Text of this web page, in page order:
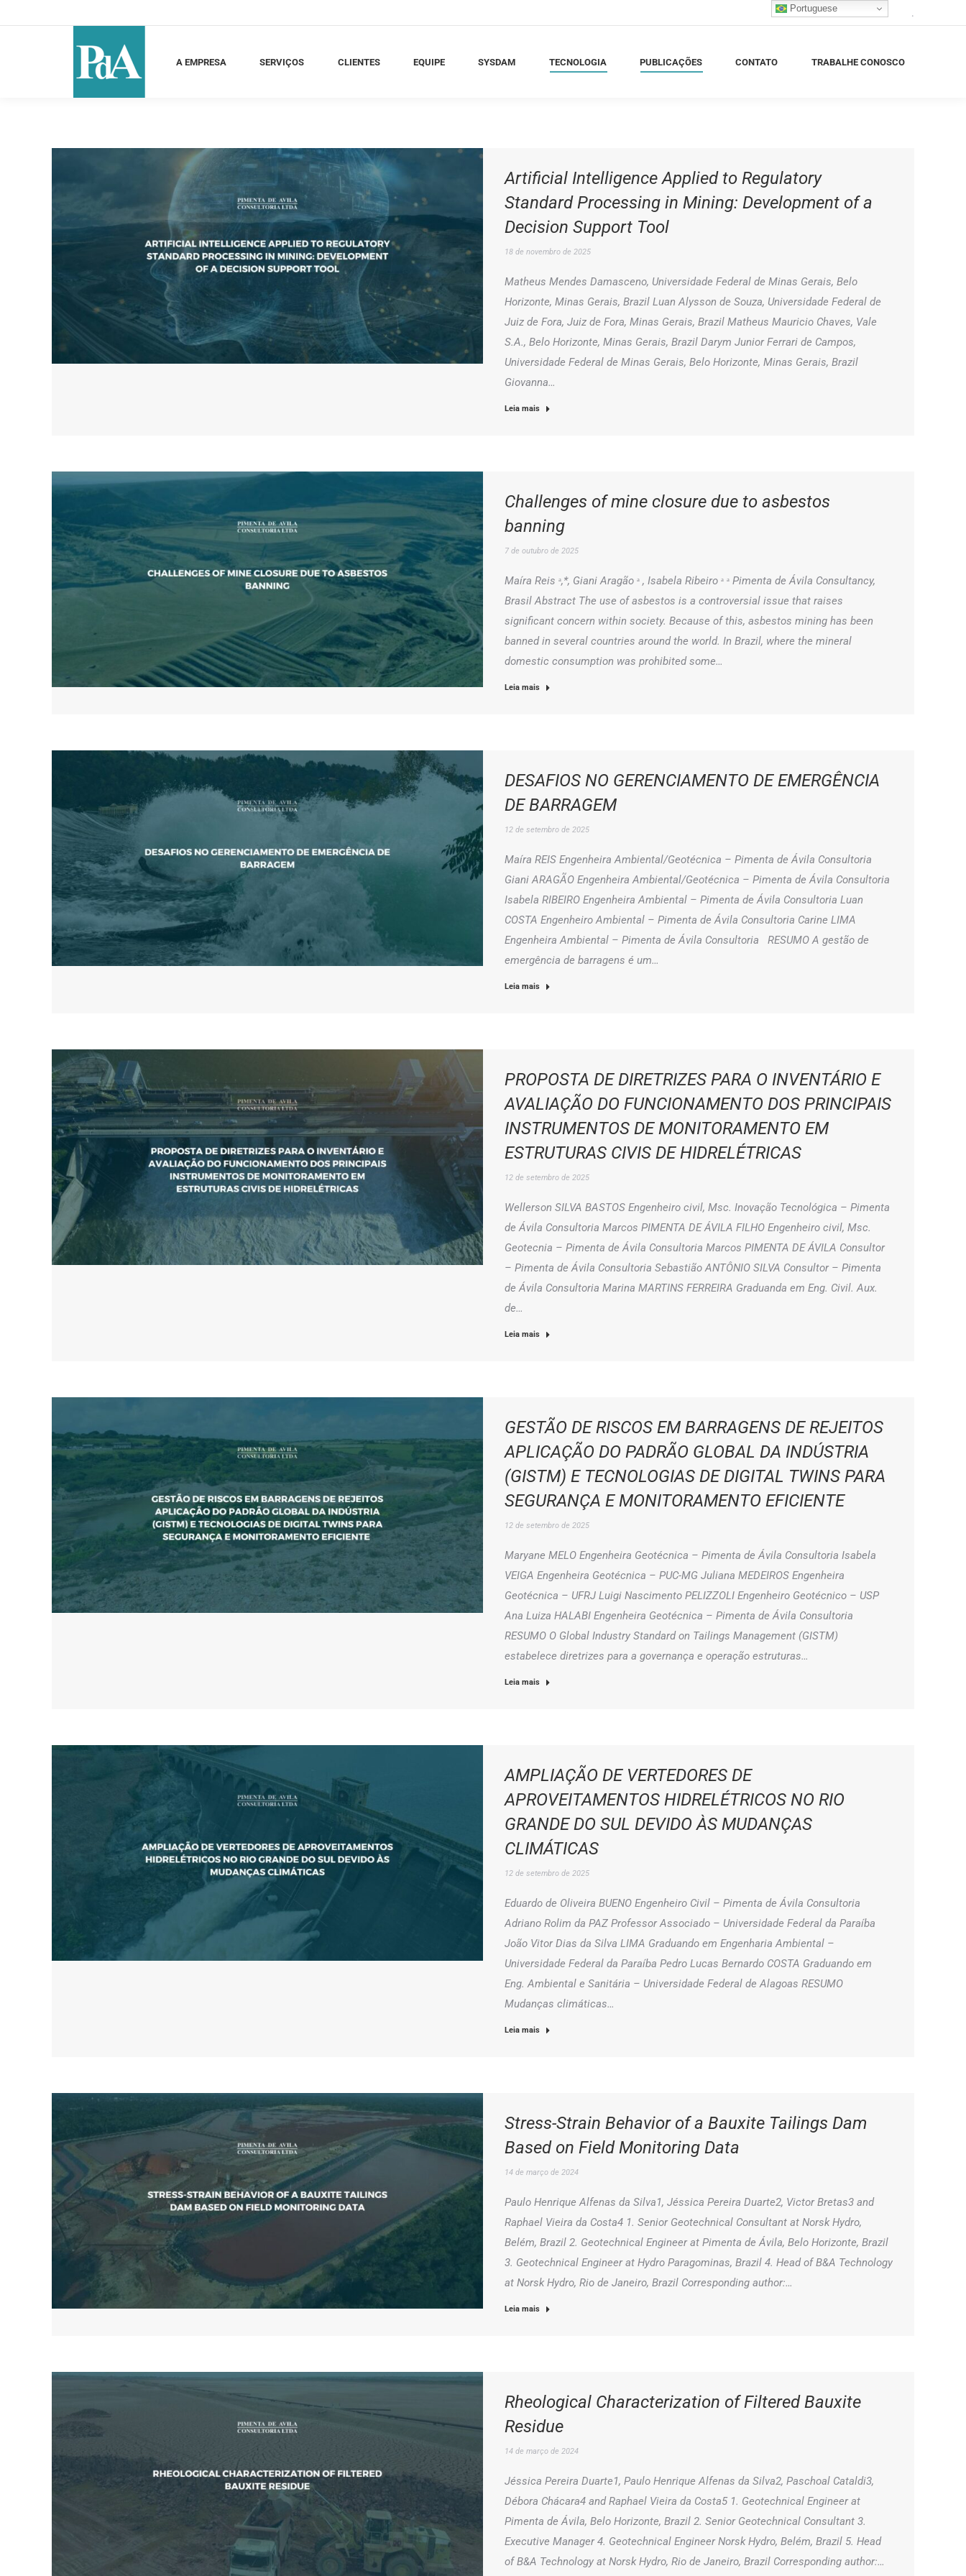
.
A EMPRESA SERVIÇOS CLIENTES EQUIPE SYSDAM TECNOLOGIA PUBLICAÇÕES CONTATO TRABALHE CONOSCO
Artificial Intelligence Applied to Regulatory
Standard Processing in Mining: Development of a
Decision Support Tool
18 de novembro de 2025
Matheus Mendes Damasceno, Universidade Federal de Minas Gerais, Belo
Horizonte, Minas Gerais, Brazil Luan Alysson de Souza, Universidade Federal de
Juiz de Fora, Juiz de Fora, Minas Gerais, Brazil Matheus Mauricio Chaves, Vale
S.A., Belo Horizonte, Minas Gerais, Brazil Darym Junior Ferrari de Campos,
Universidade Federal de Minas Gerais, Belo Horizonte, Minas Gerais, Brazil
Giovanna…
Leia mais
Challenges of mine closure due to asbestos
banning
7 de outubro de 2025
Maíra Reis ᵃ,*, Giani Aragão ᵃ , Isabela Ribeiro ᵃ ᵃ Pimenta de Ávila Consultancy,
Brasil Abstract The use of asbestos is a controversial issue that raises
significant concern within society. Because of this, asbestos mining has been
banned in several countries around the world. In Brazil, where the mineral
domestic consumption was prohibited some…
Leia mais
DESAFIOS NO GERENCIAMENTO DE EMERGÊNCIA
DE BARRAGEM
12 de setembro de 2025
Maíra REIS Engenheira Ambiental/Geotécnica – Pimenta de Ávila Consultoria
Giani ARAGÃO Engenheira Ambiental/Geotécnica – Pimenta de Ávila Consultoria
Isabela RIBEIRO Engenheira Ambiental – Pimenta de Ávila Consultoria Luan
COSTA Engenheiro Ambiental – Pimenta de Ávila Consultoria Carine LIMA
Engenheira Ambiental – Pimenta de Ávila Consultoria RESUMO A gestão de
emergência de barragens é um…
Leia mais
PROPOSTA DE DIRETRIZES PARA O INVENTÁRIO E
AVALIAÇÃO DO FUNCIONAMENTO DOS PRINCIPAIS
INSTRUMENTOS DE MONITORAMENTO EM
ESTRUTURAS CIVIS DE HIDRELÉTRICAS
12 de setembro de 2025
Wellerson SILVA BASTOS Engenheiro civil, Msc. Inovação Tecnológica – Pimenta
de Ávila Consultoria Marcos PIMENTA DE ÁVILA FILHO Engenheiro civil, Msc.
Geotecnia – Pimenta de Ávila Consultoria Marcos PIMENTA DE ÁVILA Consultor
– Pimenta de Ávila Consultoria Sebastião ANTÔNIO SILVA Consultor – Pimenta
de Ávila Consultoria Marina MARTINS FERREIRA Graduanda em Eng. Civil. Aux.
de…
Leia mais
GESTÃO DE RISCOS EM BARRAGENS DE REJEITOS
APLICAÇÃO DO PADRÃO GLOBAL DA INDÚSTRIA
(GISTM) E TECNOLOGIAS DE DIGITAL TWINS PARA
SEGURANÇA E MONITORAMENTO EFICIENTE
12 de setembro de 2025
Maryane MELO Engenheira Geotécnica – Pimenta de Ávila Consultoria Isabela
VEIGA Engenheira Geotécnica – PUC-MG Juliana MEDEIROS Engenheira
Geotécnica – UFRJ Luigi Nascimento PELIZZOLI Engenheiro Geotécnico – USP
Ana Luiza HALABI Engenheira Geotécnica – Pimenta de Ávila Consultoria
RESUMO O Global Industry Standard on Tailings Management (GISTM)
estabelece diretrizes para a governança e operação estruturas…
Leia mais
AMPLIAÇÃO DE VERTEDORES DE
APROVEITAMENTOS HIDRELÉTRICOS NO RIO
GRANDE DO SUL DEVIDO ÀS MUDANÇAS
CLIMÁTICAS
12 de setembro de 2025
Eduardo de Oliveira BUENO Engenheiro Civil – Pimenta de Ávila Consultoria
Adriano Rolim da PAZ Professor Associado – Universidade Federal da Paraíba
João Vitor Dias da Silva LIMA Graduando em Engenharia Ambiental –
Universidade Federal da Paraíba Pedro Lucas Bernardo COSTA Graduando em
Eng. Ambiental e Sanitária – Universidade Federal de Alagoas RESUMO
Mudanças climáticas…
Leia mais
Stress-Strain Behavior of a Bauxite Tailings Dam
Based on Field Monitoring Data
14 de março de 2024
Paulo Henrique Alfenas da Silva1, Jéssica Pereira Duarte2, Victor Bretas3 and
Raphael Vieira da Costa4 1. Senior Geotechnical Consultant at Norsk Hydro,
Belém, Brazil 2. Geotechnical Engineer at Pimenta de Ávila, Belo Horizonte, Brazil
3. Geotechnical Engineer at Hydro Paragominas, Brazil 4. Head of B&A Technology
at Norsk Hydro, Rio de Janeiro, Brazil Corresponding author:…
Leia mais
Rheological Characterization of Filtered Bauxite
Residue
14 de março de 2024
Jéssica Pereira Duarte1, Paulo Henrique Alfenas da Silva2, Paschoal Cataldi3,
Débora Chácara4 and Raphael Vieira da Costa5 1. Geotechnical Engineer at
Pimenta de Ávila, Belo Horizonte, Brazil 2. Senior Geotechnical Consultant 3.
Executive Manager 4. Geotechnical Engineer Norsk Hydro, Belém, Brazil 5. Head
of B&A Technology at Norsk Hydro, Rio de Janeiro, Brazil Corresponding author:…
Portuguese